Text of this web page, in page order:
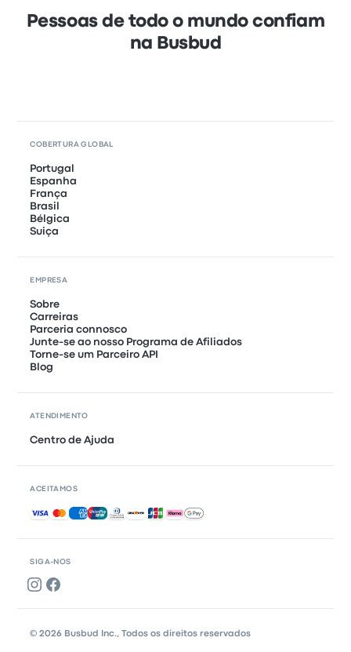
Pessoas de todo o mundo confiam
na Busbud
SIGA-NOS
COBERTURA GLOBAL
Portugal
Espanha
França
Brasil
Bélgica
Suiça
EMPRESA
Sobre
Carreiras
Parceria connosco
Junte-se ao nosso Programa de Afiliados
Torne-se um Parceiro API
Blog
ATENDIMENTO
Centro de Ajuda
ACEITAMOS
Pagamentos aceites
© 2026 Busbud Inc., Todos os direitos reservados